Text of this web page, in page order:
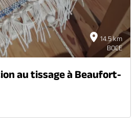
14.5 km
BOCE
au tissage à Beaufort-